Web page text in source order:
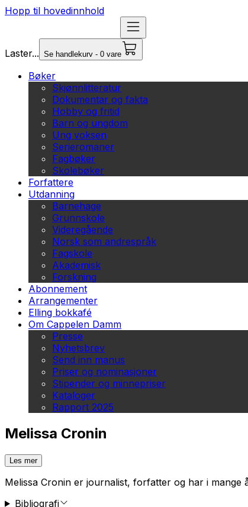
Hopp til hovedinnhold
Laster... Se handlekurv - 0 vare
Bøker
Skjønnlitteratur
Dokumentar og fakta
Hobby og fritid
Barn og ungdom
Ung voksen
Serieromaner
Fagbøker
Skolebøker
Forfattere
Utdanning
Barnehage
Grunnskole
Videregående
Norsk som andrespråk
Fagskole
Akademisk
Forskning
Abonnement
Arrangementer
Elling bokkafé
Om Cappelen Damm
Presse
Nyhetsbrev
Send inn manus
Priser og nominasjoner
Stipender og minnepriser
Kataloger
Rapport 2025
Melissa Cronin
Les mer
Melissa Cronin er journalist, forfatter og har i mange
Bibliografi